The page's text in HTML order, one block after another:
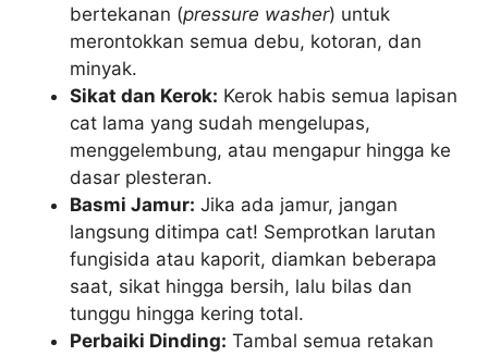
bertekanan (pressure washer) untuk
merontokkan semua debu, kotoran, dan
minyak.
Sikat dan Kerok: Kerok habis semua lapisan
cat lama yang sudah mengelupas,
menggelembung, atau mengapur hingga ke
dasar plesteran.
Basmi Jamur: Jika ada jamur, jangan
langsung ditimpa cat! Semprotkan larutan
fungisida atau kaporit, diamkan beberapa
saat, sikat hingga bersih, lalu bilas dan
tunggu hingga kering total.
Perbaiki Dinding: Tambal semua retakan